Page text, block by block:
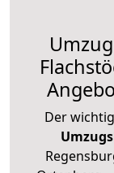
Der